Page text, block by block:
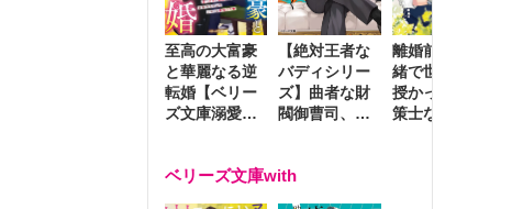
至高の大富豪
と華麗なる逆
転婚【ベリー
ズ文庫溺愛ア
【絶対王者な
バディシリー
ズ】曲者な財
閥御曹司、笑
激烈愛で貫く
離婚前夜に内
緒で世継ぎを
授かったら～
策士な御曹司
ベリーズ文庫with